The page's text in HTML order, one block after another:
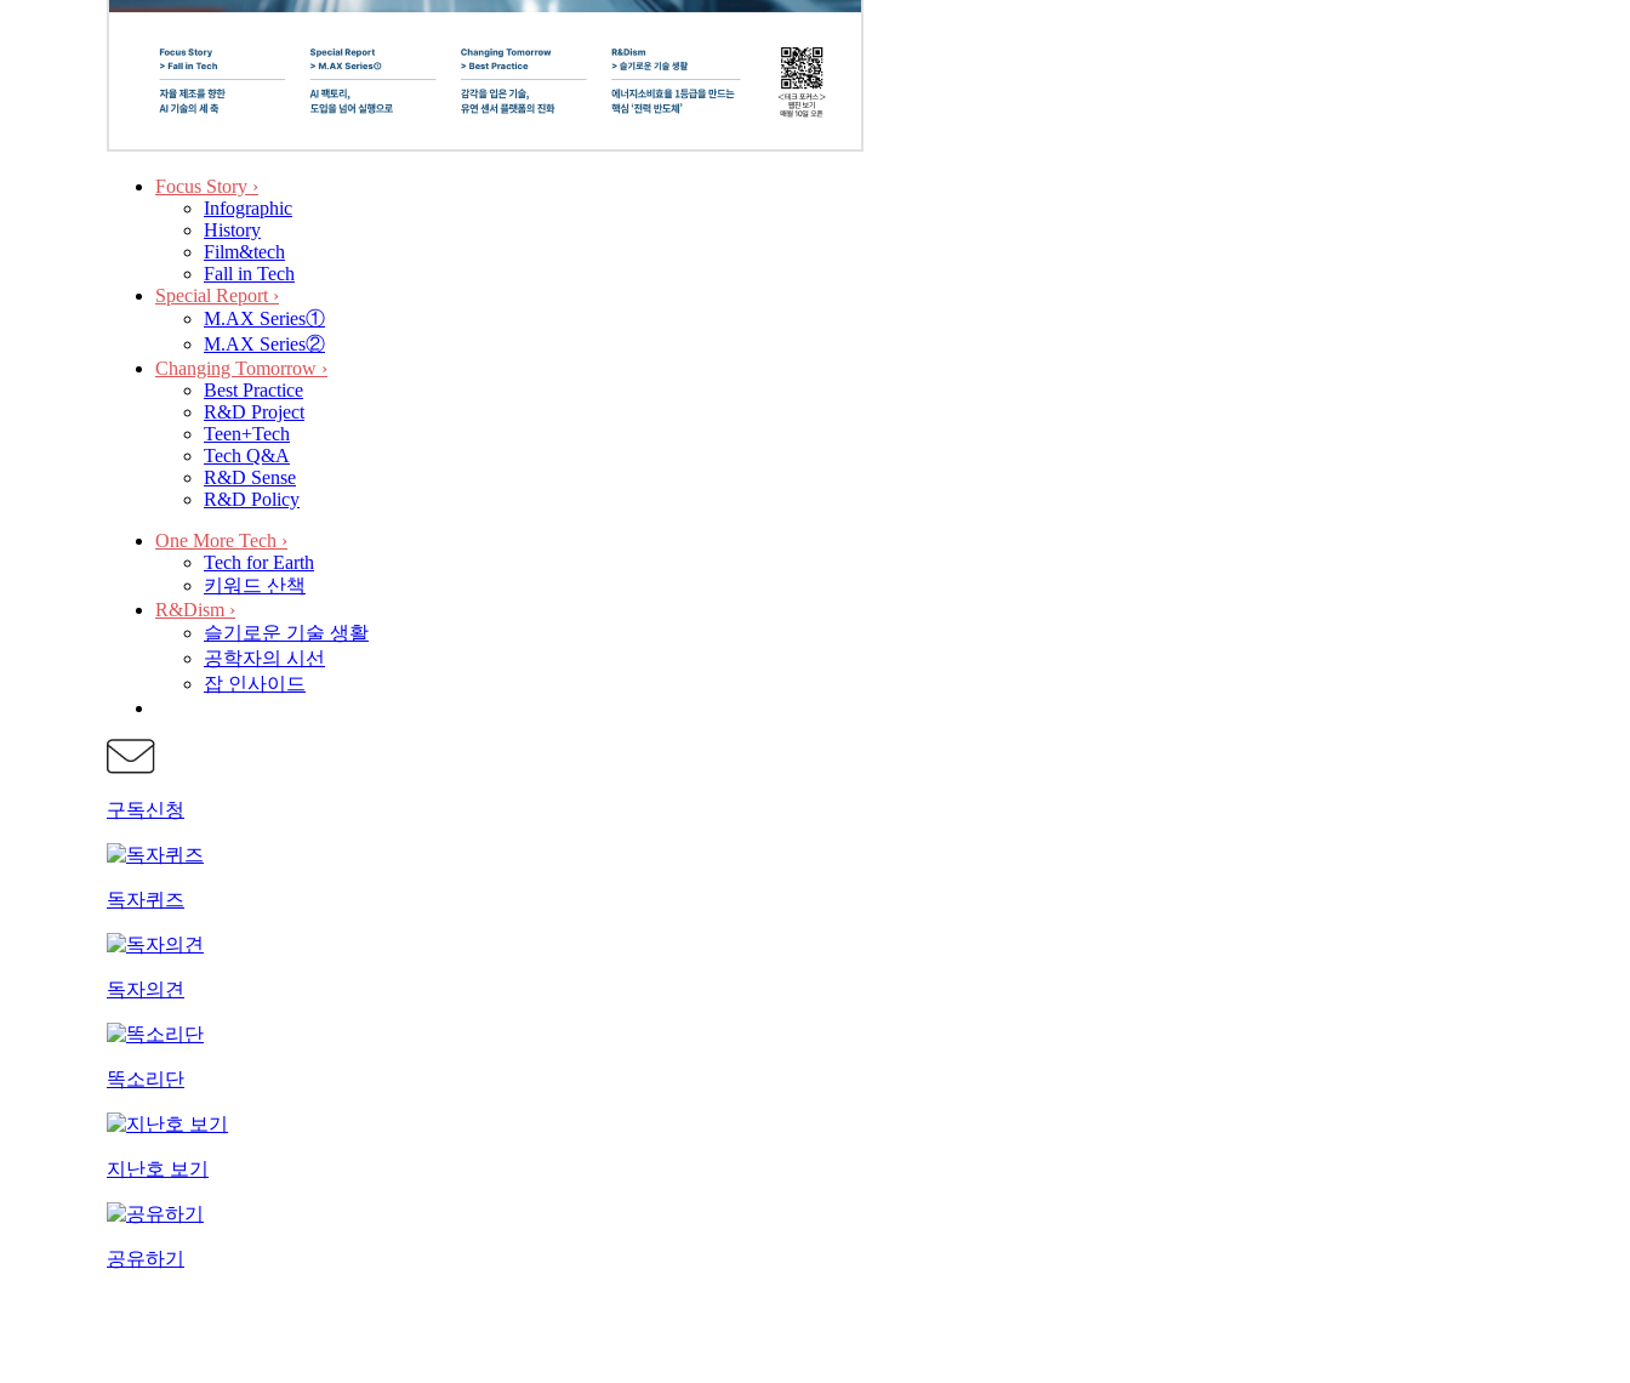
Focus Story ›
Infographic
History
Film&tech
Fall in Tech
Special Report ›
M.AX Series①
M.AX Series②
Changing Tomorrow ›
Best Practice
R&D Project
Teen+Tech
Tech Q&A
R&D Sense
R&D Policy
One More Tech ›
Tech for Earth
키워드 산책
R&Dism ›
슬기로운 기술 생활
공학자의 시선
잡 인사이드
구독신청
독자퀴즈
독자의견
똑소리단
지난호 보기
공유하기